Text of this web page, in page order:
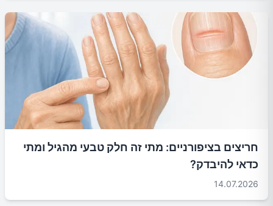
חריצים בציפורניים: מתי זה חלק טבעי מהגיל ומתי
כדאי להיבדק?
14.07.2026